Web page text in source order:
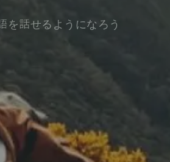
を話せるようになろう